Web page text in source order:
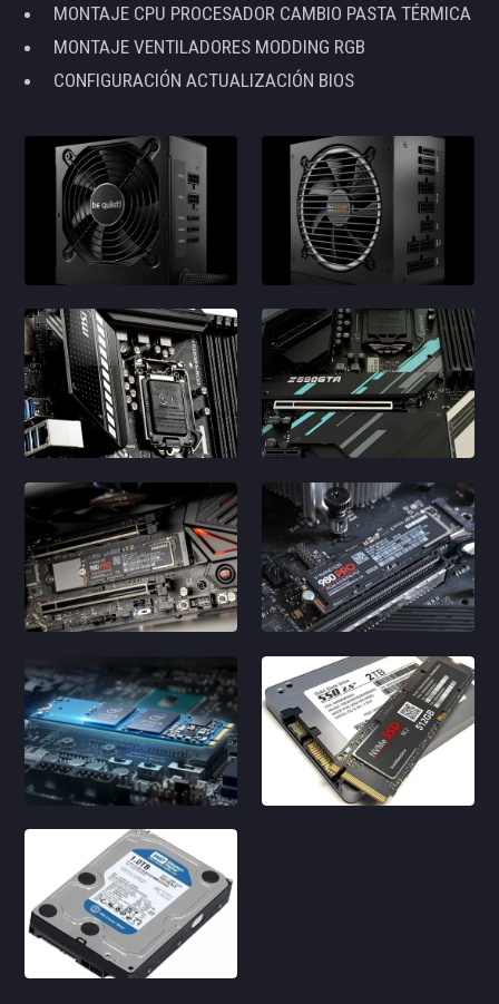
MONTAJE CPU PROCESADOR CAMBIO PASTA TÉRMICA
MONTAJE VENTILADORES MODDING RGB
CONFIGURACIÓN ACTUALIZACIÓN BIOS